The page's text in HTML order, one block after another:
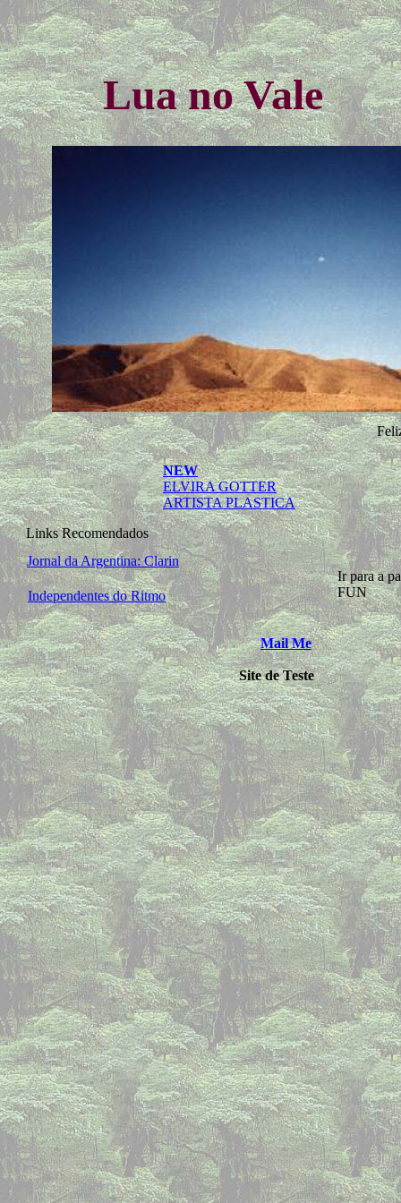
Lua no Vale
NEW
ELVIRA GOTTER
ARTISTA PLASTICA
Links Recomendados
Jornal da Argentina: Clarin
Ir para a
FUN
Independentes do Ritmo
Mail Me
Site de Teste